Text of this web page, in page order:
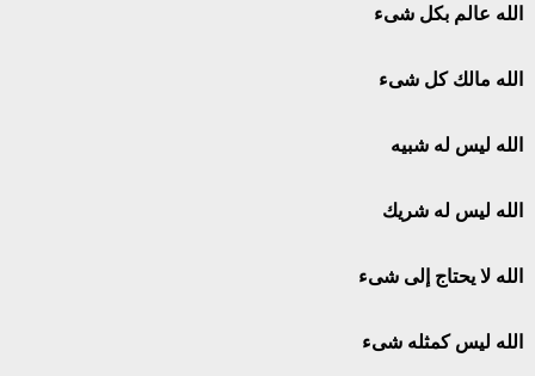
الله عالم بكل شىء
الله مالك كل شىء
الله ليس له شبيه
الله ليس له شريك
الله لا يحتاج إلى شىء
الله ليس كمثله شىء